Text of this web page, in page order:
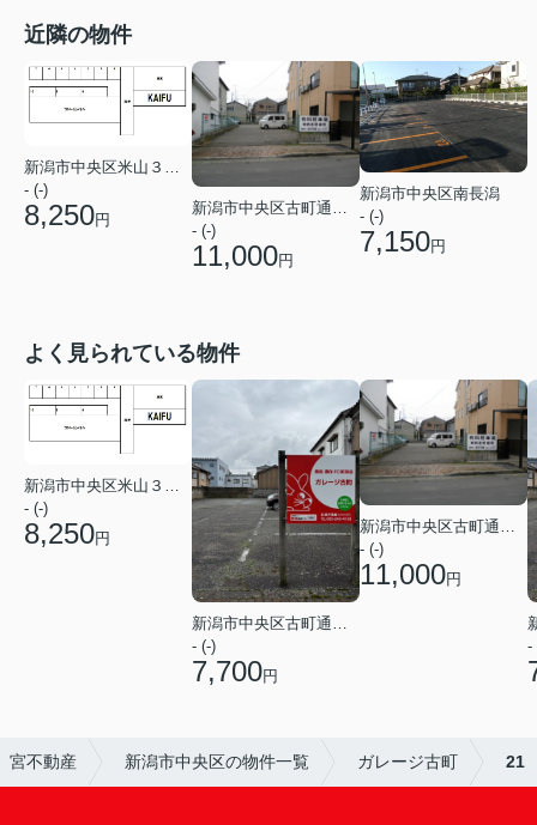
近隣の物件
- (-)
8,250円
- (-)
11,000円
新潟市中央区南長潟
- (-)
7,150円
よく見られている物件
- (-)
8,250円
新潟市中央区古町通１２番町
- (-)
7,700円
- (-)
11,000円
-
宮不動産 新潟市中央区の物件一覧 ガレージ古町 21